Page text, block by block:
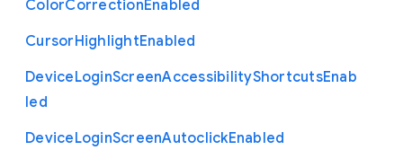
ColorCorrectionEnabled
CursorHighlightEnabled
DeviceLoginScreenAccessibilityShortcutsEnab
led
DeviceLoginScreenAutoclickEnabled